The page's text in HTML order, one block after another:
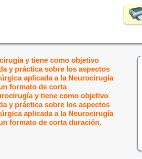
y tiene como objetivo
y práctica sobre los aspectos
aplicada a la Neurocirugía
formato de corta
y tiene como objetivo
y práctica sobre los aspectos
aplicada a la Neurocirugía
formato de corta duración.